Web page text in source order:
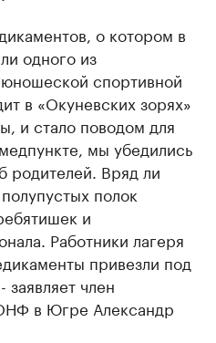
о котором в
одного из
спортивной
в «Окуневских зорях»
и стало поводом для
мы убедились
родителей. Вряд ли
полок
и
Работники лагеря
привезли под
член
в Югре Александр